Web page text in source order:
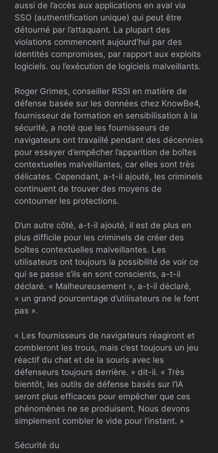
aussi de l’accès aux applications en aval via
SSO (authentification unique) qui peut être
détourné par l’attaquant. La plupart des
violations commencent aujourd’hui par des
identités compromises, par rapport aux exploits
logiciels. ou l’exécution de logiciels malveillants.
Roger Grimes, conseiller RSSI en matière de
défense basée sur les données chez KnowBe4,
fournisseur de formation en sensibilisation à la
sécurité, a noté que les fournisseurs de
navigateurs ont travaillé pendant des décennies
pour essayer d’empêcher l’apparition de boîtes
contextuelles malveillantes, car elles sont très
délicates. Cependant, a-t-il ajouté, les criminels
continuent de trouver des moyens de
contourner les protections.
D’un autre côté, a-t-il ajouté, il est de plus en
plus difficile pour les criminels de créer des
boîtes contextuelles malveillantes. Les
utilisateurs ont toujours la possibilité de voir ce
qui se passe s’ils en sont conscients, a-t-il
déclaré. « Malheureusement », a-t-il déclaré,
« un grand pourcentage d’utilisateurs ne le font
pas ».
« Les fournisseurs de navigateurs réagiront et
combleront les trous, mais c’est toujours un jeu
réactif du chat et de la souris avec les
défenseurs toujours derrière. » dit-il. « Très
bientôt, les outils de défense basés sur l’IA
seront plus efficaces pour empêcher que ces
phénomènes ne se produisent. Nous devons
simplement combler le vide pour l’instant. »
Sécurité du